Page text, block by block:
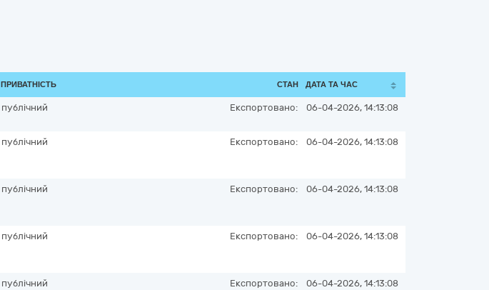
ПРИВАТНІСТЬ СТАН ДАТА ТА ЧАС
публічний Експортовано: 06-04-2026, 14:13:08
публічний Експортовано: 06-04-2026, 14:13:08
публічний Експортовано: 06-04-2026, 14:13:08
публічний Експортовано: 06-04-2026, 14:13:08
публічний Експортовано: 06-04-2026, 14:13:08